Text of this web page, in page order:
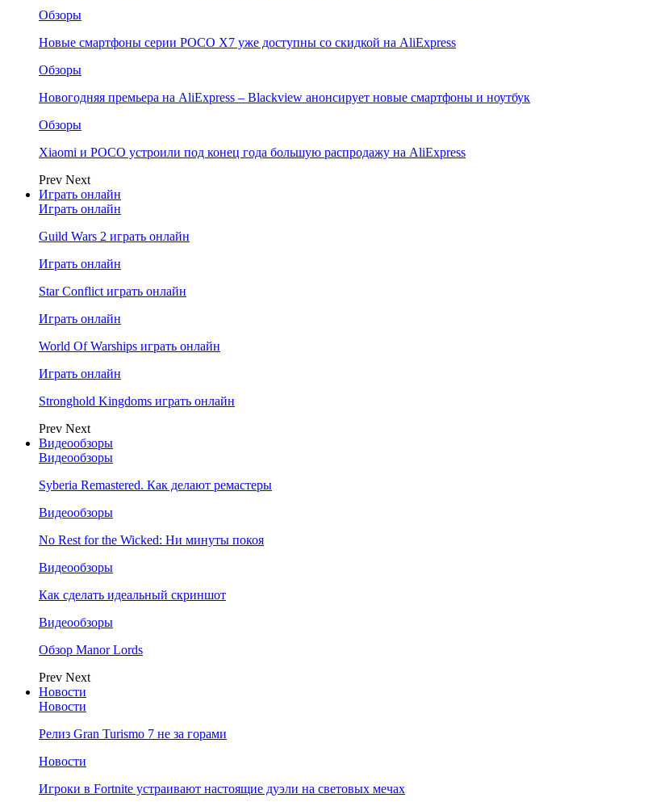
Обзоры
Новые смартфоны серии POCO X7 уже доступны со скидкой на AliExpress
Обзоры
Новогодняя премьера на AliExpress – Blackview анонсирует новые смартфоны и ноутбук
Обзоры
Xiaomi и POCO устроили под конец года большую распродажу на AliExpress
Prev Next
Играть онлайн
Играть онлайн
Guild Wars 2 играть онлайн
Играть онлайн
Star Conflict играть онлайн
Играть онлайн
World Of Warships играть онлайн
Играть онлайн
Stronghold Kingdoms играть онлайн
Prev Next
Видеообзоры
Видеообзоры
Syberia Remastered. Как делают ремастеры
Видеообзоры
No Rest for the Wicked: Ни минуты покоя
Видеообзоры
Как сделать идеальный скриншот
Видеообзоры
Обзор Manor Lords
Prev Next
Новости
Новости
Релиз Gran Turismo 7 не за горами
Новости
Игроки в Fortnite устраивают настоящие дуэли на световых мечах